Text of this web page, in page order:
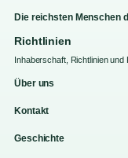
Die reichsten Menschen
Richtlinien
Inhaberschaft, Richtlinien und
Über uns
Kontakt
Geschichte